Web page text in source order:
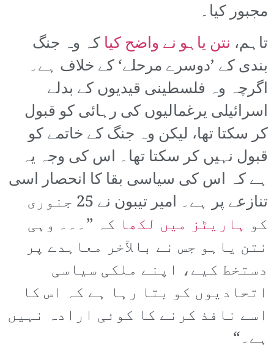
مجبور کیا۔
تاہم، نتن یاہو نے واضح کیاکہ وہ جنگ
بندی کے ’دوسرے مرحلے‘ کے خلاف ہے۔
اگرچہ وہ فلسطینی قیدیوں کے بدلے
اسرائیلی یرغمالیوں کی رہائی کو قبول
کر سکتا تھا، لیکن وہ جنگ کے خاتمے کو
قبول نہیں کر سکتا تھا۔ اس کی وجہ یہ
ہے کہ اس کی سیاسی بقا کا انحصار اسی
تنازعے پر ہے۔ امیر تیبون نے 25 جنوری
کو ہاریٹز میں لکھا کہ ”۔۔۔ وہی
نتن یاہو جس نے بالآخر معاہدے پر
دستخط کیے، اپنے ملکی سیاسی
اتحادیوں کو بتا رہا ہے کہ اس کا
اسے نافذ کرنے کا کوئی ارادہ نہیں
ہے۔“